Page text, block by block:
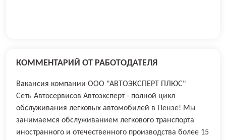
КОММЕНТАРИЙ ОТ РАБОТОДАТЕЛЯ
Вакансия компании ООО "АВТОЭКСПЕРТ ПЛЮС"
Сеть Автосервисов Автоэксперт - полной цикл
обслуживания легковых автомобилей в Пензе! Мы
занимаемся обслуживанием легкового транспорта
иностранного и отечественного производства более 15